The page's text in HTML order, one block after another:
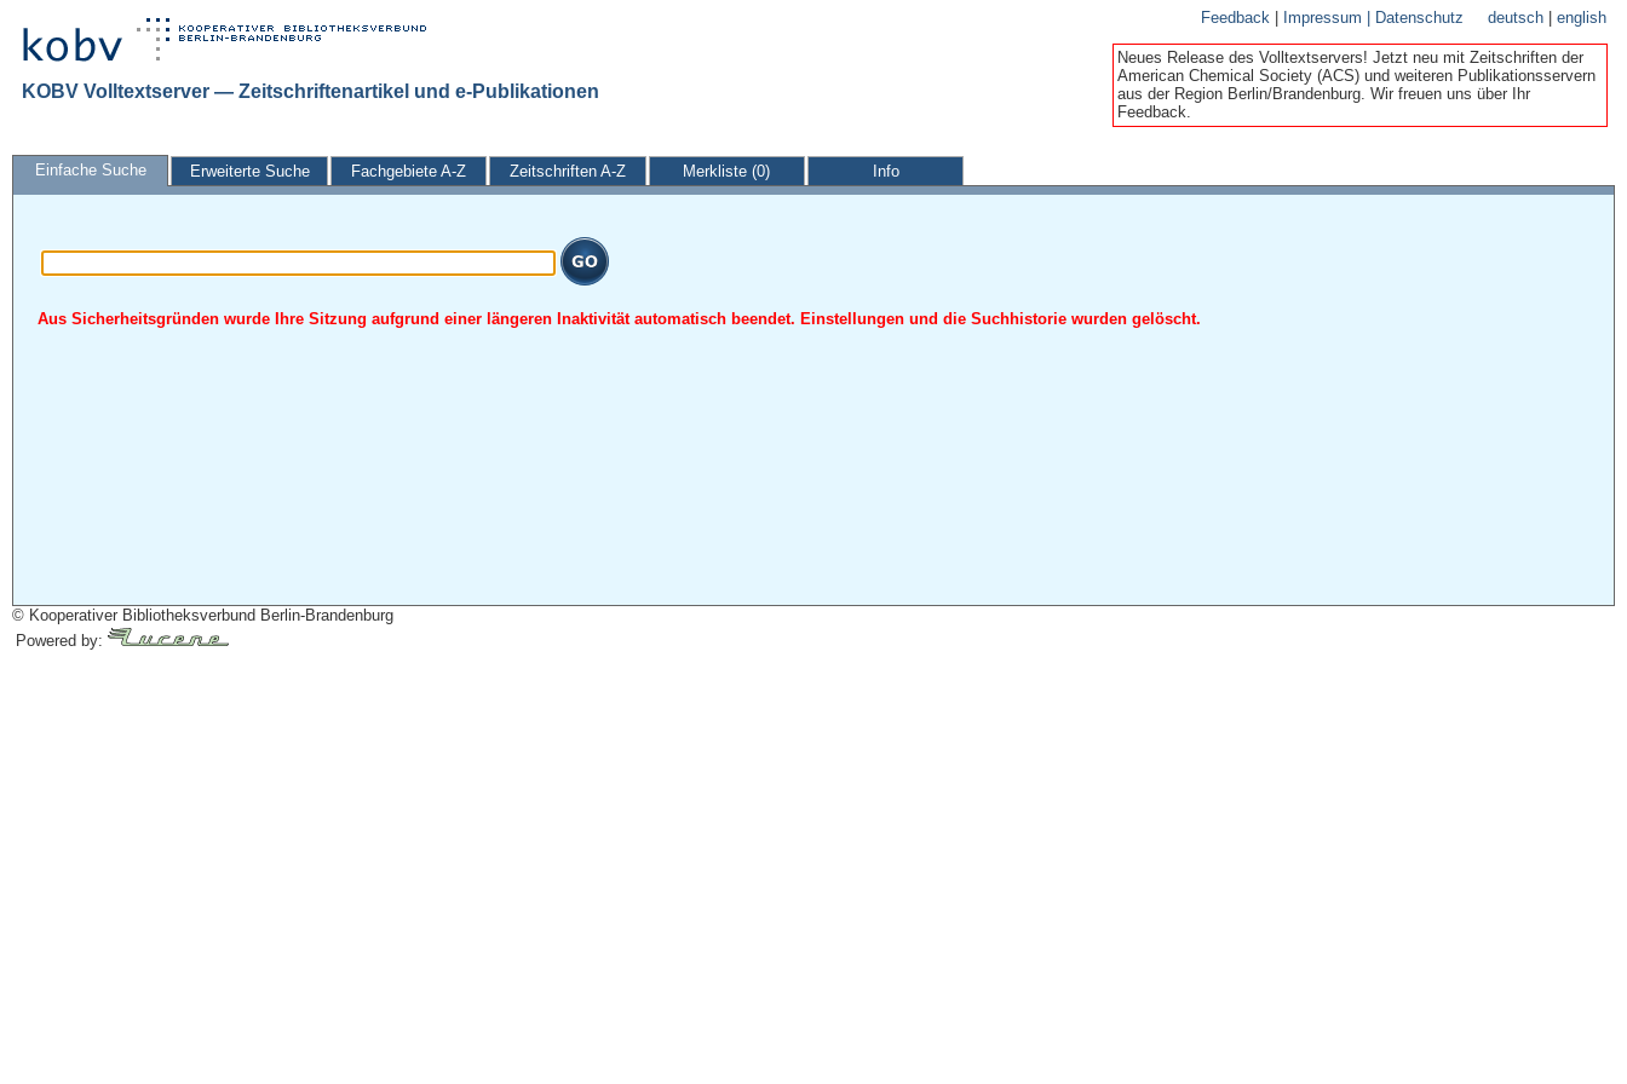
Feedback Impressum | Datenschutz deutsch |english
KOBV Volltextserver — Zeitschriftenartikel und e-Publikationen
Neues Release des Volltextservers! Jetzt neu mit Zeitschriften der
American Chemical Society (ACS) und weiteren Publikationsservern
aus der Region Berlin/Brandenburg. Wir freuen uns über Ihr
Feedback.
Einfache Suche Erweiterte Suche Fachgebiete A-Z Zeitschriften A-Z Merkliste (0) Info
Aus Sicherheitsgründen wurde Ihre Sitzung aufgrund einer längeren Inaktivität automatisch beendet. Einstellungen und die Suchhistorie wurden gelöscht.
© Kooperativer Bibliotheksverbund Berlin-Brandenburg
Powered by: